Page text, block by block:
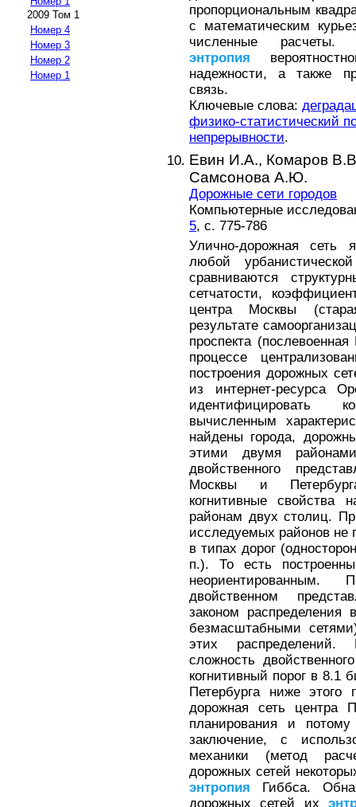
2009 Том 1
Номер 4
Номер 3
Номер 2
Номер 1
пропорциональным
с математическим
численные расчеты.
энтропия
надежности, а также
связь.
Ключевые слова:
физико-статистический
непрерывности.
Евин И.А., Комаров
Самсонова А.Ю.
Дорожные сети городов
Компьютерные
5, с. 775-786
Улично-дорожная сеть
любой
сравниваются
сетчатости,
центра Москвы
результате
проспекта
процессе
построения дорожных
из интернет-ресурса
идентифицировать
вычисленным
найдены города,
этими двумя
двойственного
Москвы и
когнитивные свойства
районам двух столиц.
исследуемых районов не
в типах дорог
п.). То есть
двойственном
законом
безмасштабными
этих распределений.
сложность
когнитивный порог в 8.1
Петербурга ниже этого
дорожная сеть центра
планирования и
заключение, с
механики (метод
дорожных сетей
энтропия Гиббса.
дорожных сетей их